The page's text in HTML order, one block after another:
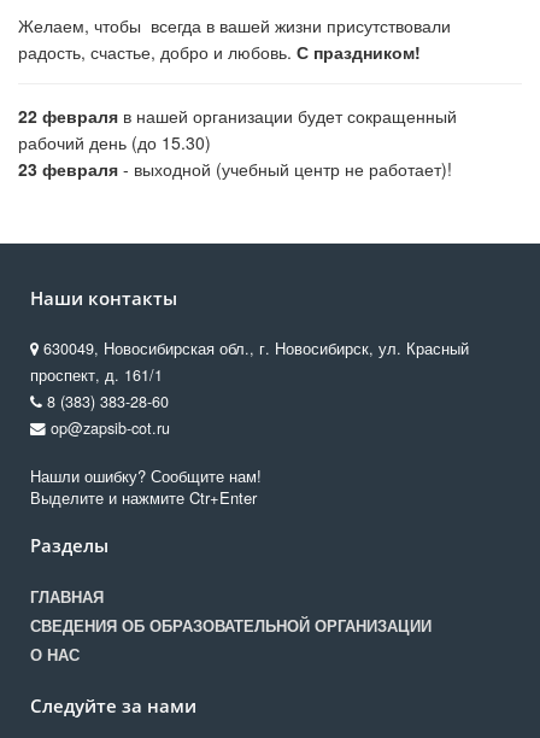
Желаем, чтобы всегда в вашей жизни присутствовали
радость, счастье, добро и любовь. С праздником!
22 февраля в нашей организации будет сокращенный
рабочий день (до 15.30)
23 февраля - выходной (учебный центр не работает)!
Наши контакты
630049, Новосибирская обл., г. Новосибирск, ул. Красный
проспект, д. 161/1
8 (383) 383-28-60
op@zapsib-cot.ru
Нашли ошибку? Сообщите нам!
Выделите и нажмите Ctr+Enter
Разделы
ГЛАВНАЯ
СВЕДЕНИЯ ОБ ОБРАЗОВАТЕЛЬНОЙ ОРГАНИЗАЦИИ
О НАС
Следуйте за нами